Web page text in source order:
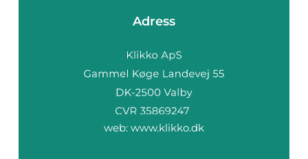
Adress
web: www.klikko.dk